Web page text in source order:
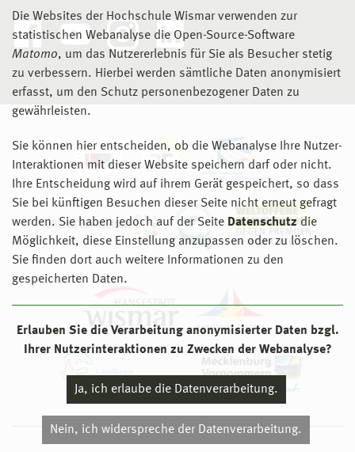
Die Websites der Hochschule Wismar verwenden zur
statistischen Webanalyse die Open-Source-Software
Matomo, um das Nutzererlebnis für Sie als Besucher stetig
zu verbessern. Hierbei werden sämtliche Daten anonymisiert
erfasst, um den Schutz personenbezogener Daten zu
gewährleisten.
Sie können hier entscheiden, ob die Webanalyse Ihre Nutzer-
Interaktionen mit dieser Website speichern darf oder nicht.
Ihre Entscheidung wird auf ihrem Gerät gespeichert, so dass
Sie bei künftigen Besuchen dieser Seite nicht erneut gefragt
werden. Sie haben jedoch auf der Seite Datenschutz die
Möglichkeit, diese Einstellung anzupassen oder zu löschen.
Sie finden dort auch weitere Informationen zu den
gespeicherten Daten.
Erlauben Sie die Verarbeitung anonymisierter Daten bzgl.
Ihrer Nutzerinteraktionen zu Zwecken der Webanalyse?
Ja, ich erlaube die Datenverarbeitung.
Nein, ich widerspreche der Datenverarbeitung.